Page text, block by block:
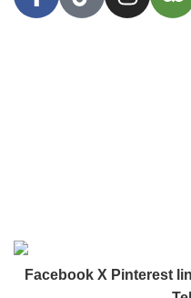
Facebook X Pinterest